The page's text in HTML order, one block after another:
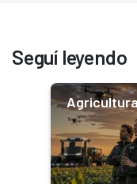
Seguí leyendo